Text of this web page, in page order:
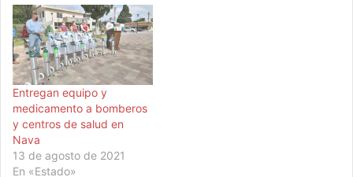
Entregan equipo y
medicamento a bomberos
y centros de salud en
Nava
13 de agosto de 2021
En «Estado»